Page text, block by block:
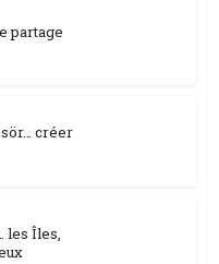
partage
créer
les Îles,